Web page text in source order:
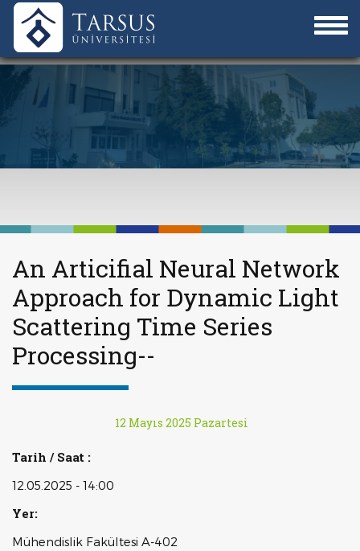
An Articifial Neural Network
Approach for Dynamic Light
Scattering Time Series
Processing--
12 Mayıs 2025 Pazartesi
Tarih / Saat :
12.05.2025 - 14:00
Yer:
Mühendislik Fakültesi A-402